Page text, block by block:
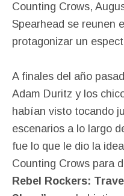
Counting Crows,
Spearhead se reunen
protagonizar un
A finales del año
Adam Duritz y los
habían visto tocando
escenarios a lo largo
fue lo que le dio la
Counting Crows para
Rebel Rockers: